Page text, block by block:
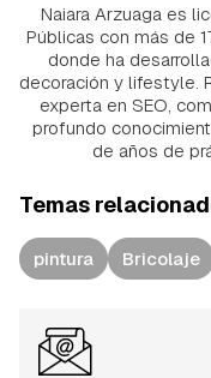
Naiara Arzuaga es
Públicas con más de
donde ha
decoración y lifestyle.
experta en SEO,
profundo
de años de
Temas
pintura Bricolaje